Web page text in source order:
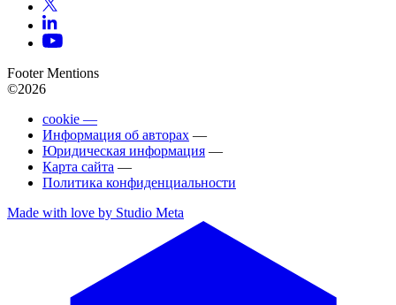
Footer Mentions
©2026
cookie —
Информация об авторах —
Юридическая информация —
Карта сайта —
Политика конфиденциальности
Made with love by Studio Meta